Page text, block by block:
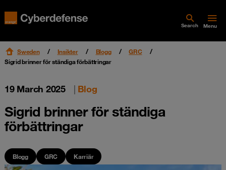
Search Menu
Sweden Insikter Blogg
GRC
Sigrid brinner för ständiga förbättringar
19 March 2025 | Blog
Sigrid brinner för ständiga
förbättringar
Blogg GRC Karriär